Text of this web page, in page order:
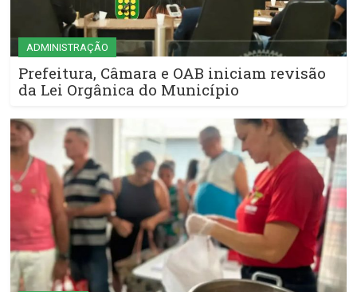
ADMINISTRAÇÃO
Prefeitura, Câmara e OAB iniciam revisão
da Lei Orgânica do Município